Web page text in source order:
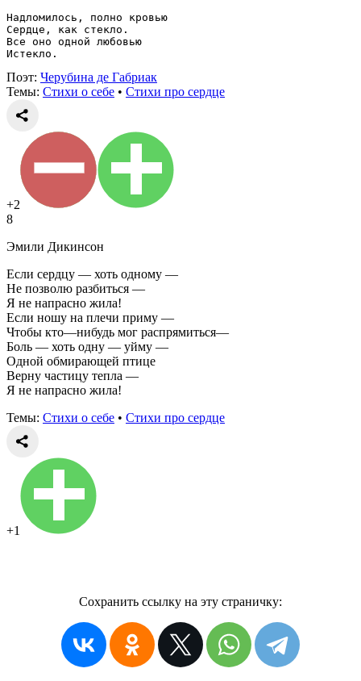
Надломилось, полно кровью
Сердце, как стекло.
Все оно одной любовью
Истекло.
Поэт: Черубина де Габриак
Темы: Стихи о себе • Стихи про сердце
+2
8
Эмили Дикинсон
Если сердцу — хоть одному —
Не позволю разбиться —
Я не напрасно жила!
Если ношу на плечи приму —
Чтобы кто—нибудь мог распрямиться—
Боль — хоть одну — уйму —
Одной обмирающей птице
Верну частицу тепла —
Я не напрасно жила!
Темы: Стихи о себе • Стихи про сердце
+1
Сохранить ссылку на эту страничку: